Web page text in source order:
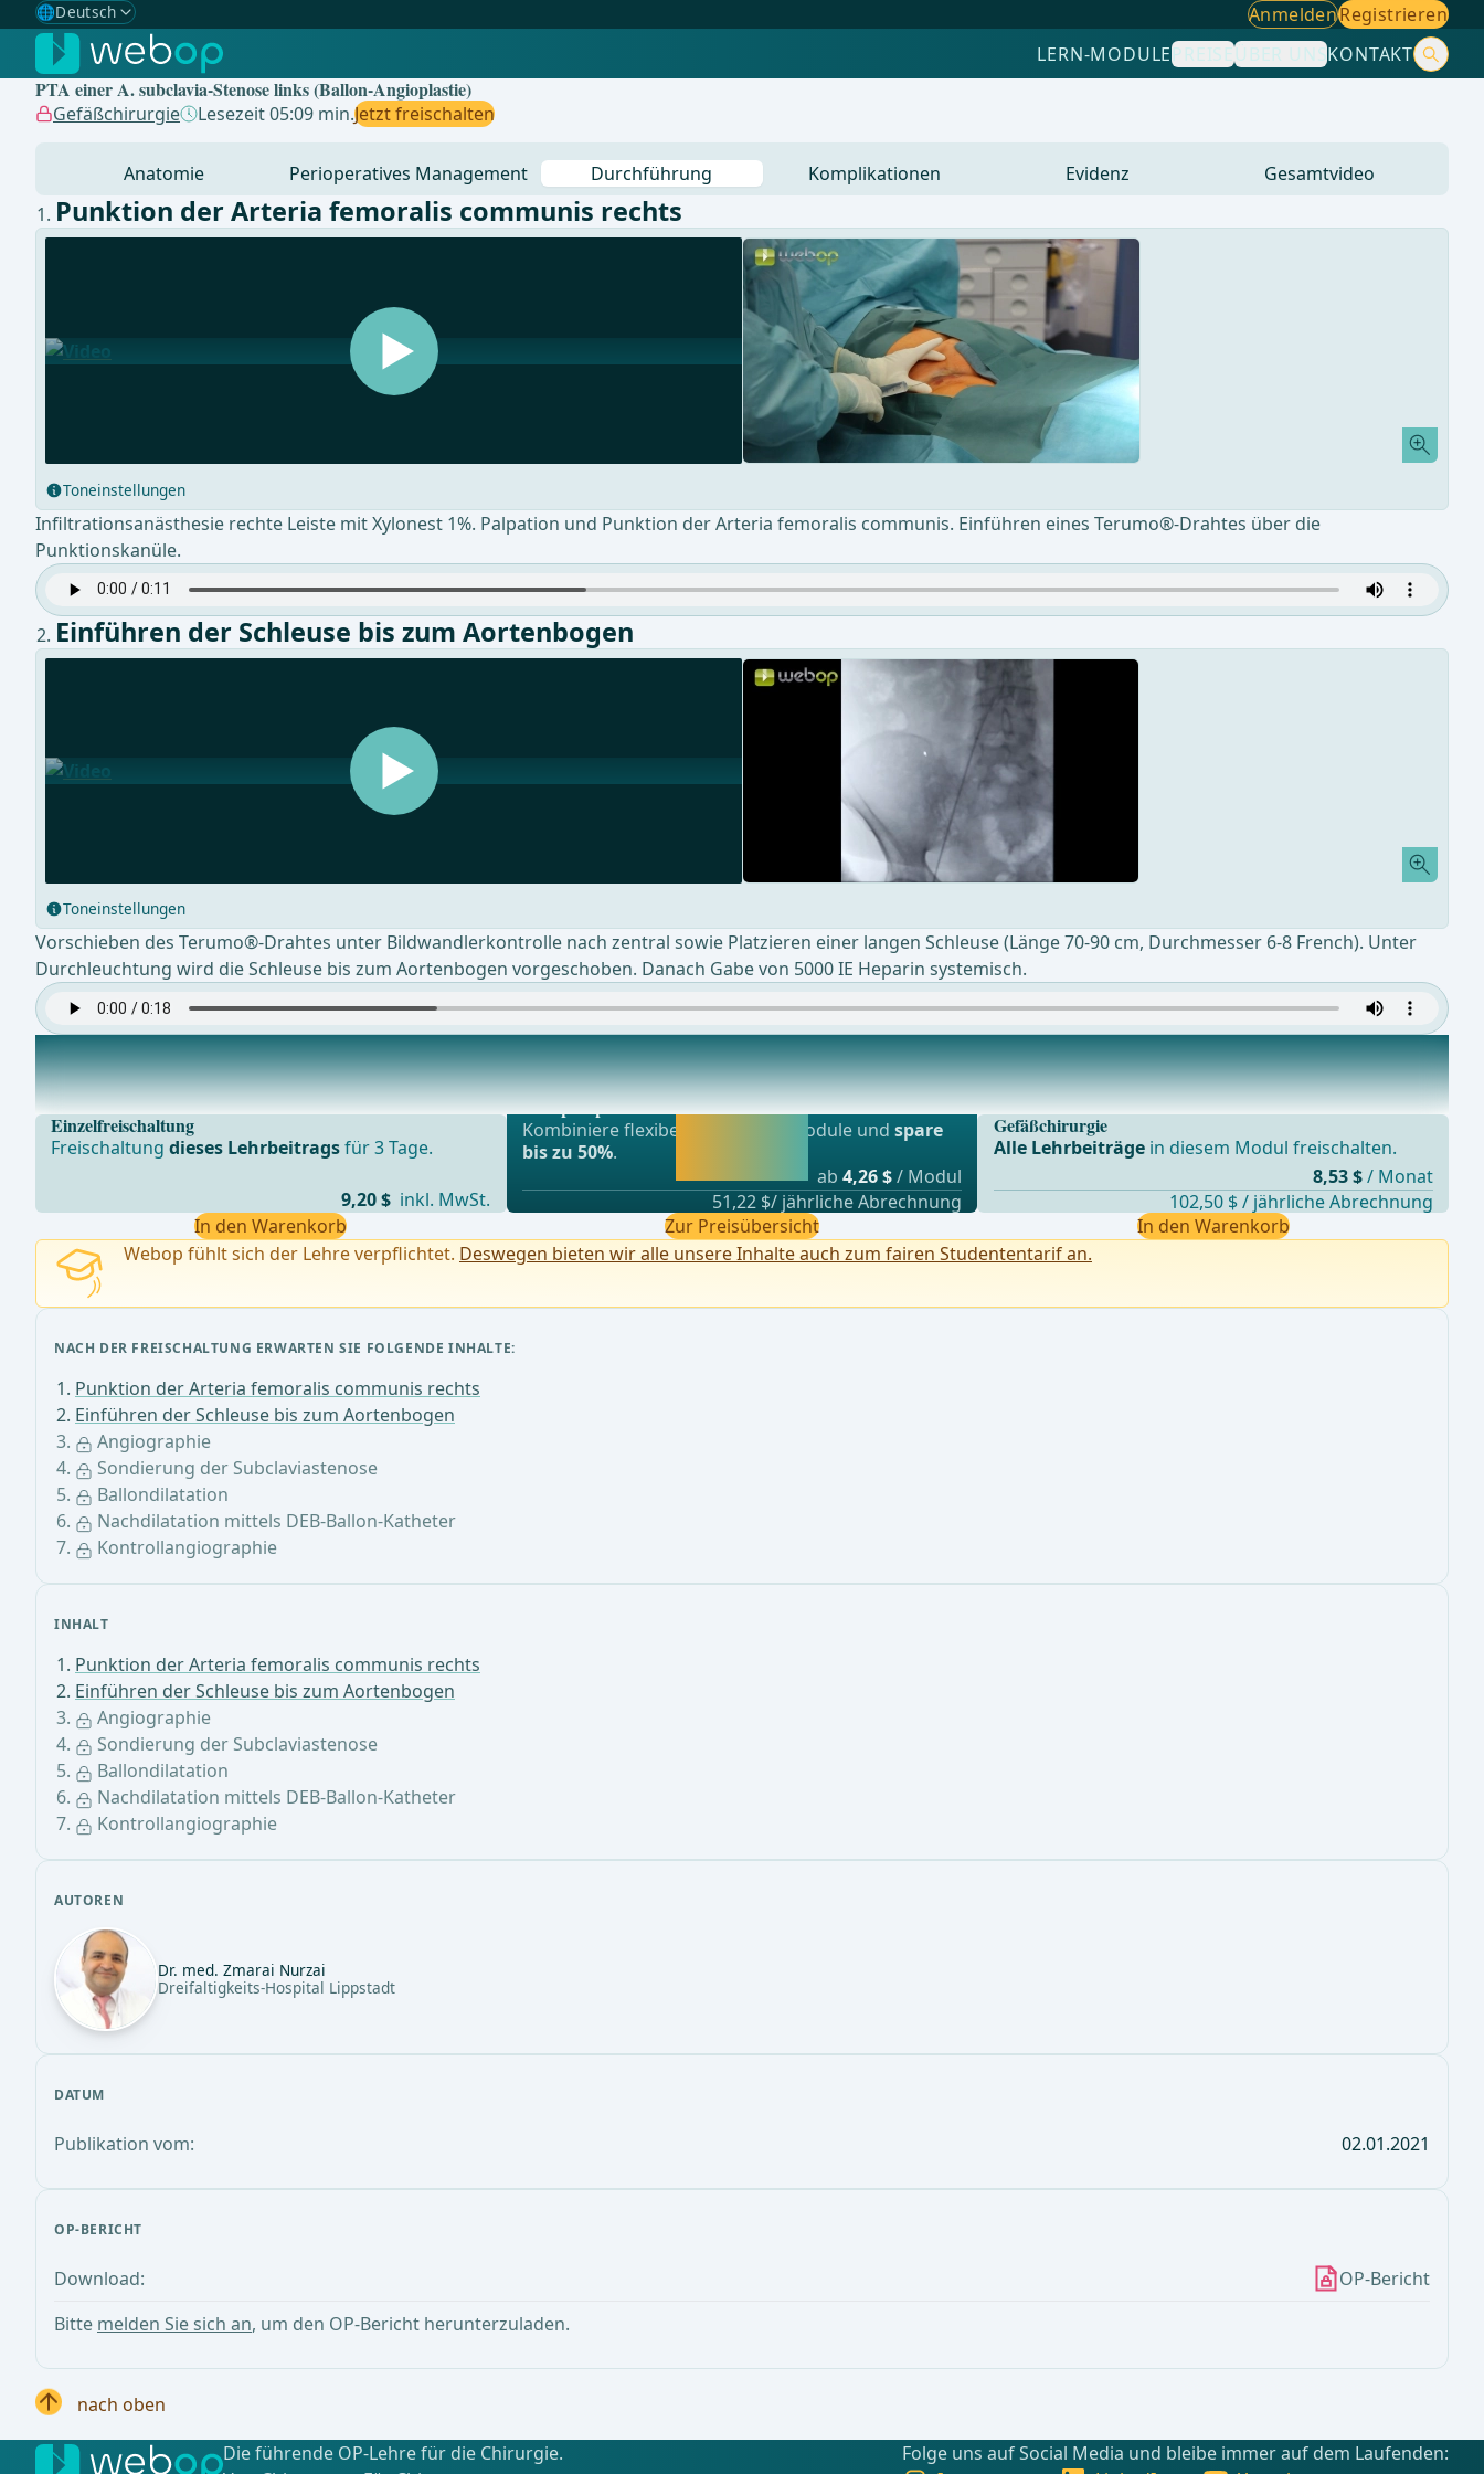
🌐Deutsch
Gewählte Sprache: Deutsch
🇩🇪 Deutsch ✓
🇬🇧 English
Brasilianisch
AnmeldenRegistrieren
LERN-MODULEPREISEÜBER UNSKONTAKT
PTA einer A. subclavia-Stenose links (Ballon-Angioplastie)
Gefäßchirurgie Lesezeit 05:09 min.Jetzt freischalten
Anatomie Perioperatives Management Durchführung Komplikationen Evidenz Gesamtvideo
INHALT
Punktion der Arteria femoralis communis rechts
Einführen der Schleuse bis zum Aortenbogen
Angiographie
Sondierung der Subclaviastenose
Ballondilatation
Nachdilatation mittels DEB-Ballon-Katheter
Kontrollangiographie
AUTOREN
Dr. med. Zmarai Nurzai
Dreifaltigkeits-Hospital Lippstadt
DATUM
Publikation vom: 02.01.2021
OP-BERICHT
Download:
OP-Bericht
Bitte melden Sie sich an, um den OP-Bericht herunterzuladen.
Punktion der Arteria femoralis communis rechts
Toneinstellungen
Infiltrationsanästhesie rechte Leiste mit Xylonest 1%. Palpation und Punktion der Arteria femoralis communis. Einführen eines Terumo®-Drahtes über die
Punktionskanüle.
Einführen der Schleuse bis zum Aortenbogen
Toneinstellungen
Vorschieben des Terumo®-Drahtes unter Bildwandlerkontrolle nach zentral sowie Platzieren einer langen Schleuse (Länge 70-90 cm, Durchmesser 6-8 French). Unter
Durchleuchtung wird die Schleuse bis zum Aortenbogen vorgeschoben. Danach Gabe von 5000 IE Heparin systemisch.
Angiographie
Darstellung der supraortalen Äste, insbesondere der Arteria subclavia sinistra. Markierung des Abga
Einzelfreischaltung
Freischaltungdieses Lehrbeitragsfür 3 Tage.
9,20 $ inkl. MwSt.
In den Warenkorb
Beliebtestes Angebot
webop - Sparflex
Kombiniere flexibel unsere Lernmodule undspare
bis zu 50%.
ab 4,26 $/ Modul
51,22 $/ jährliche Abrechnung
Zur Preisübersicht
Gefäßchirurgie
Alle Lehrbeiträgein diesem Modul freischalten.
8,53 $ / Monat
102,50 $ / jährliche Abrechnung
In den Warenkorb
Webop fühlt sich der Lehre verpflichtet. Deswegen bieten wir alle unsere Inhalte auch zum fairen Studententarif an.
NACH DER FREISCHALTUNG ERWARTEN SIE FOLGENDE INHALTE:
Punktion der Arteria femoralis communis rechts
Einführen der Schleuse bis zum Aortenbogen
Angiographie
Sondierung der Subclaviastenose
Ballondilatation
Nachdilatation mittels DEB-Ballon-Katheter
Kontrollangiographie
nach oben
Die führende OP-Lehre für die Chirurgie.
Folge uns auf Social Media und bleibe immer auf dem Laufenden: